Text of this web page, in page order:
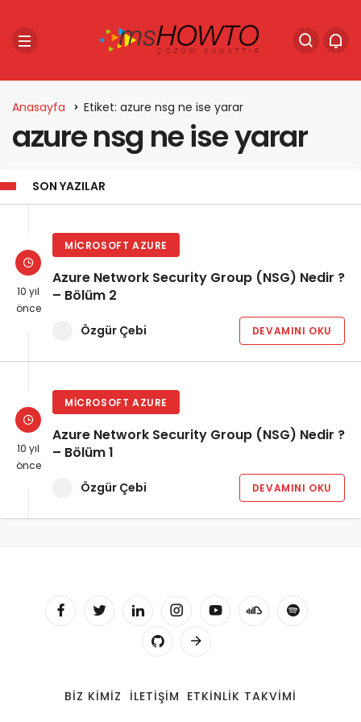
Anasayfa Etiket: azure nsg ne ise yarar
azure nsg ne ise yarar
SON YAZILAR
10 yıl
önce
MICROSOFT AZURE
Azure Network Security Group (NSG) Nedir ?
– Bölüm 2
Özgür Çebi DEVAMINI OKU
10 yıl
önce
MICROSOFT AZURE
Azure Network Security Group (NSG) Nedir ?
– Bölüm 1
Özgür Çebi DEVAMINI OKU
BIZ KIMIZ İLETIŞIM ETKINLIK TAKVIMI